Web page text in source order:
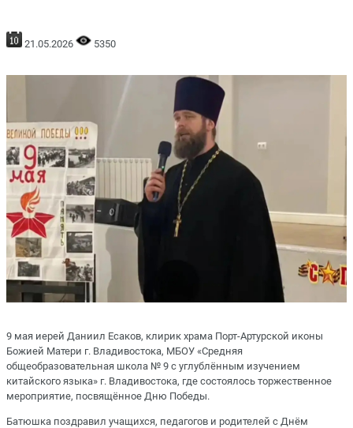
21.05.2026 5350
9 мая иерей Даниил Есаков, клирик храма Порт-Артурской иконы
Божией Матери г. Владивостока, МБОУ «Средняя
общеобразовательная школа № 9 с углублённым изучением
китайского языка» г. Владивостока, где состоялось торжественное
мероприятие, посвящённое Дню Победы.
Батюшка поздравил учащихся, педагогов и родителей с Днём